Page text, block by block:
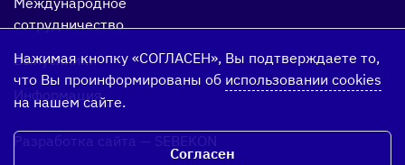
сотрудничество
Выпускники
Информация
Разработка сайта — SEBEKON
Нажимая кнопку «СОГЛАСЕН», Вы подтверждаете то,
что Вы проинформированы об использовании cookies
на нашем сайте.
Согласен